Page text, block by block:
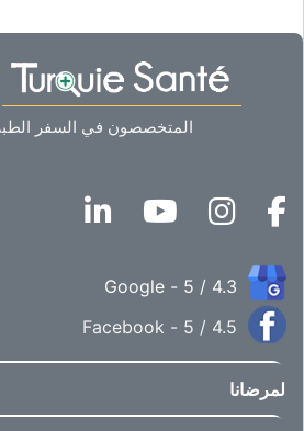
المتخصصون في السفر
4.3 / 5 - Google
4.5 / 5 - Facebook
لمرضانا